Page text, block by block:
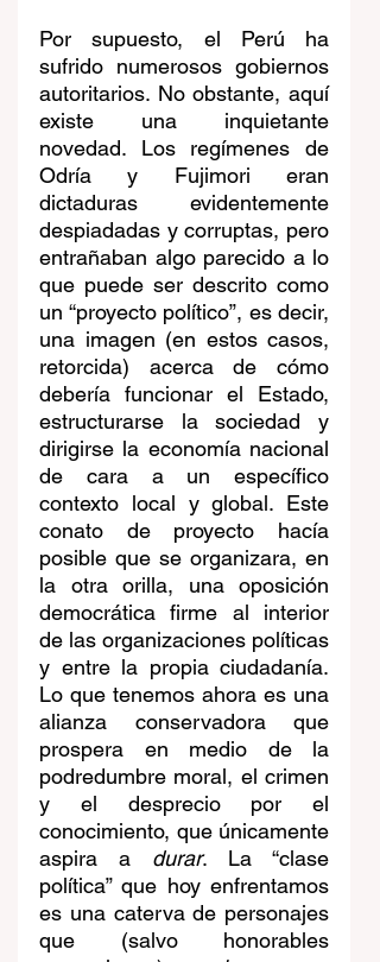
Por supuesto, el Perú ha
sufrido numerosos gobiernos
autoritarios. No obstante, aquí
existe una inquietante
novedad. Los regímenes de
Odría y Fujimori eran
dictaduras evidentemente
despiadadas y corruptas, pero
entrañaban algo parecido a lo
que puede ser descrito como
un “proyecto político”, es decir,
una imagen (en estos casos,
retorcida) acerca de cómo
debería funcionar el Estado,
estructurarse la sociedad y
dirigirse la economía nacional
de cara a un específico
contexto local y global. Este
conato de proyecto hacía
posible que se organizara, en
la otra orilla, una oposición
democrática firme al interior
de las organizaciones políticas
y entre la propia ciudadanía.
Lo que tenemos ahora es una
alianza conservadora que
prospera en medio de la
podredumbre moral, el crimen
y el desprecio por el
conocimiento, que únicamente
aspira a durar. La “clase
política” que hoy enfrentamos
es una caterva de personajes
que (salvo honorables